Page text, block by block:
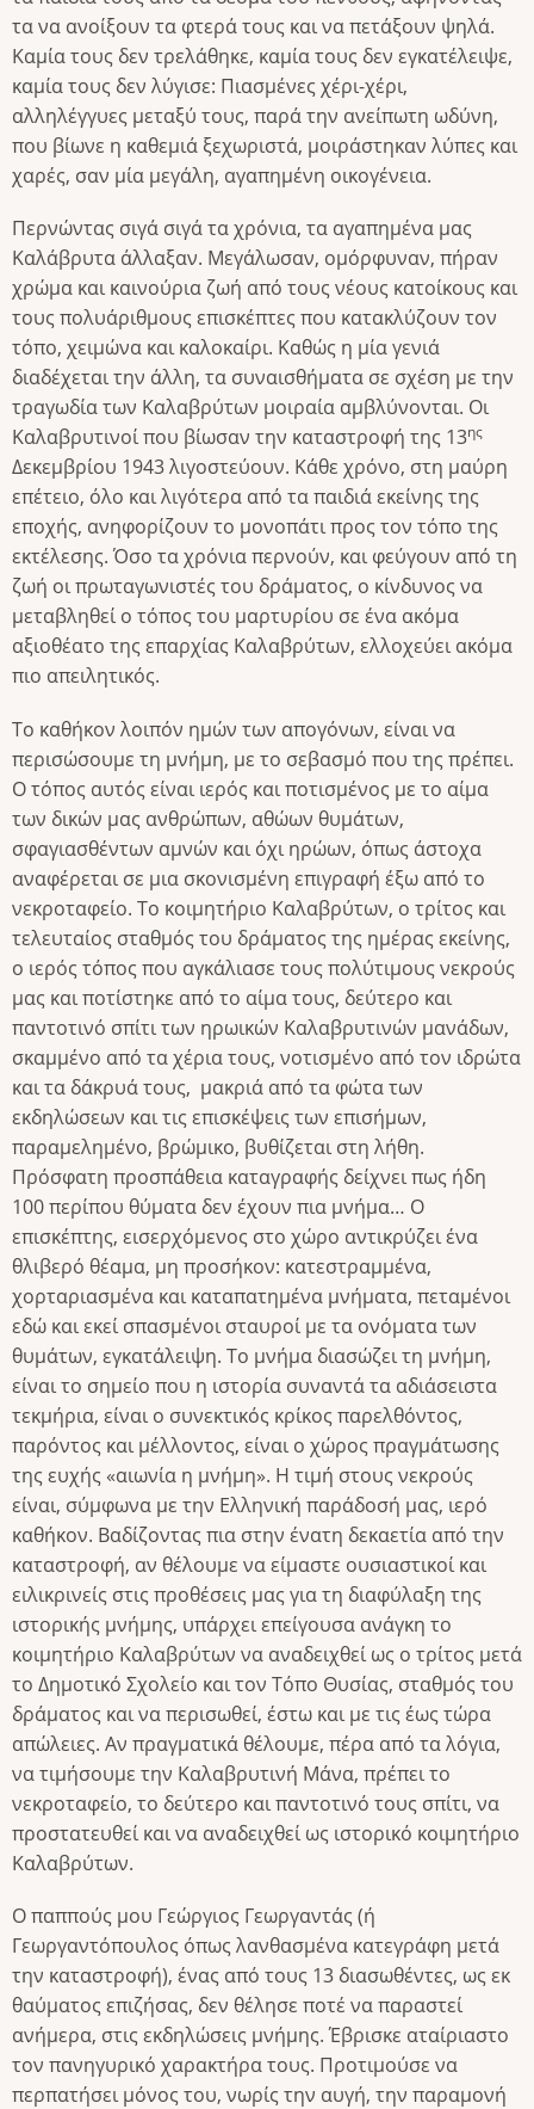
τα να ανοίξουν τα φτερά τους και να πετάξουν ψηλά.
Καμία τους δεν τρελάθηκε, καμία τους δεν εγκατέλειψε,
καμία τους δεν λύγισε: Πιασμένες χέρι-χέρι,
αλληλέγγυες μεταξύ τους, παρά την ανείπωτη ωδύνη,
που βίωνε η καθεμιά ξεχωριστά, μοιράστηκαν λύπες και
χαρές, σαν μία μεγάλη, αγαπημένη οικογένεια.
Περνώντας σιγά σιγά τα χρόνια, τα αγαπημένα μας
Καλάβρυτα άλλαξαν. Μεγάλωσαν, ομόρφυναν, πήραν
χρώμα και καινούρια ζωή από τους νέους κατοίκους και
τους πολυάριθμους επισκέπτες που κατακλύζουν τον
τόπο, χειμώνα και καλοκαίρι. Καθώς η μία γενιά
διαδέχεται την άλλη, τα συναισθήματα σε σχέση με την
τραγωδία των Καλαβρύτων μοιραία αμβλύνονται. Οι
Καλαβρυτινοί που βίωσαν την καταστροφή της 13ης
Δεκεμβρίου 1943 λιγοστεύουν. Κάθε χρόνο, στη μαύρη
επέτειο, όλο και λιγότερα από τα παιδιά εκείνης της
εποχής, ανηφορίζουν το μονοπάτι προς τον τόπο της
εκτέλεσης. Όσο τα χρόνια περνούν, και φεύγουν από τη
ζωή οι πρωταγωνιστές του δράματος, ο κίνδυνος να
μεταβληθεί ο τόπος του μαρτυρίου σε ένα ακόμα
αξιοθέατο της επαρχίας Καλαβρύτων, ελλοχεύει ακόμα
πιο απειλητικός.
Το καθήκον λοιπόν ημών των απογόνων, είναι να
περισώσουμε τη μνήμη, με το σεβασμό που της πρέπει.
Ο τόπος αυτός είναι ιερός και ποτισμένος με το αίμα
των δικών μας ανθρώπων, αθώων θυμάτων,
σφαγιασθέντων αμνών και όχι ηρώων, όπως άστοχα
αναφέρεται σε μια σκονισμένη επιγραφή έξω από το
νεκροταφείο. Το κοιμητήριο Καλαβρύτων, ο τρίτος και
τελευταίος σταθμός του δράματος της ημέρας εκείνης,
ο ιερός τόπος που αγκάλιασε τους πολύτιμους νεκρούς
μας και ποτίστηκε από το αίμα τους, δεύτερο και
παντοτινό σπίτι των ηρωικών Καλαβρυτινών μανάδων,
σκαμμένο από τα χέρια τους, νοτισμένο από τον ιδρώτα
και τα δάκρυά τους, μακριά από τα φώτα των
εκδηλώσεων και τις επισκέψεις των επισήμων,
παραμελημένο, βρώμικο, βυθίζεται στη λήθη.
Πρόσφατη προσπάθεια καταγραφής δείχνει πως ήδη
100 περίπου θύματα δεν έχουν πια μνήμα… Ο
επισκέπτης, εισερχόμενος στο χώρο αντικρύζει ένα
θλιβερό θέαμα, μη προσήκον: κατεστραμμένα,
χορταριασμένα και καταπατημένα μνήματα, πεταμένοι
εδώ και εκεί σπασμένοι σταυροί με τα ονόματα των
θυμάτων, εγκατάλειψη. Το μνήμα διασώζει τη μνήμη,
είναι το σημείο που η ιστορία συναντά τα αδιάσειστα
τεκμήρια, είναι ο συνεκτικός κρίκος παρελθόντος,
παρόντος και μέλλοντος, είναι ο χώρος πραγμάτωσης
της ευχής «αιωνία η μνήμη». Η τιμή στους νεκρούς
είναι, σύμφωνα με την Ελληνική παράδοσή μας, ιερό
καθήκον. Βαδίζοντας πια στην ένατη δεκαετία από την
καταστροφή, αν θέλουμε να είμαστε ουσιαστικοί και
ειλικρινείς στις προθέσεις μας για τη διαφύλαξη της
ιστορικής μνήμης, υπάρχει επείγουσα ανάγκη το
κοιμητήριο Καλαβρύτων να αναδειχθεί ως ο τρίτος μετά
το Δημοτικό Σχολείο και τον Τόπο Θυσίας, σταθμός του
δράματος και να περισωθεί, έστω και με τις έως τώρα
απώλειες. Αν πραγματικά θέλουμε, πέρα από τα λόγια,
να τιμήσουμε την Καλαβρυτινή Μάνα, πρέπει το
νεκροταφείο, το δεύτερο και παντοτινό τους σπίτι, να
προστατευθεί και να αναδειχθεί ως ιστορικό κοιμητήριο
Καλαβρύτων.
Ο παππούς μου Γεώργιος Γεωργαντάς (ή
Γεωργαντόπουλος όπως λανθασμένα κατεγράφη μετά
την καταστροφή), ένας από τους 13 διασωθέντες, ως εκ
θαύματος επιζήσας, δεν θέλησε ποτέ να παραστεί
ανήμερα, στις εκδηλώσεις μνήμης. Έβρισκε αταίριαστο
τον πανηγυρικό χαρακτήρα τους. Προτιμούσε να
περπατήσει μόνος του, νωρίς την αυγή, την παραμονή